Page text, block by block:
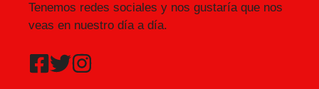
Tenemos redes sociales y nos gustaría que nos
veas en nuestro día a día.